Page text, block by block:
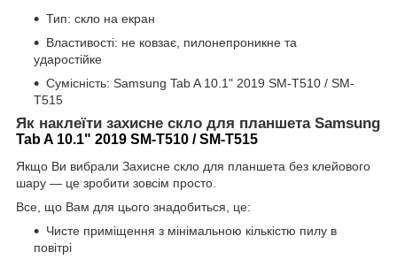
Тип: скло на екран
Властивості: не ковзає, пилонепроникне та
ударостійке
Сумісність: Samsung Tab A 10.1" 2019 SM-T510 / SM-
T515
Як наклеїти захисне скло для планшета Samsung
Tab A 10.1" 2019 SM-T510 / SM-T515
Якщо Ви вибрали Захисне скло для планшета без клейового
шару ― це зробити зовсім просто.
Все, що Вам для цього знадобиться, це:
Чисте приміщення з мінімальною кількістю пилу в
повітрі